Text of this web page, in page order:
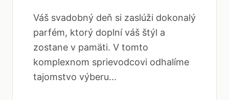
Váš svadobný deň si zaslúži dokonalý
parfém, ktorý doplní váš štýl a
zostane v pamäti. V tomto
komplexnom sprievodcovi odhalíme
tajomstvo výberu...